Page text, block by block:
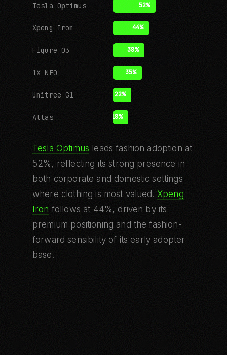
Tesla Optimus 52%
Xpeng Iron 44%
Figure 03 38%
1X NEO 35%
Unitree G1 22%
Atlas 18%
Tesla Optimus leads fashion adoption at
52%, reflecting its strong presence in
both corporate and domestic settings
where clothing is most valued. Xpeng
Iron follows at 44%, driven by its
premium positioning and the fashion-
forward sensibility of its early adopter
base.